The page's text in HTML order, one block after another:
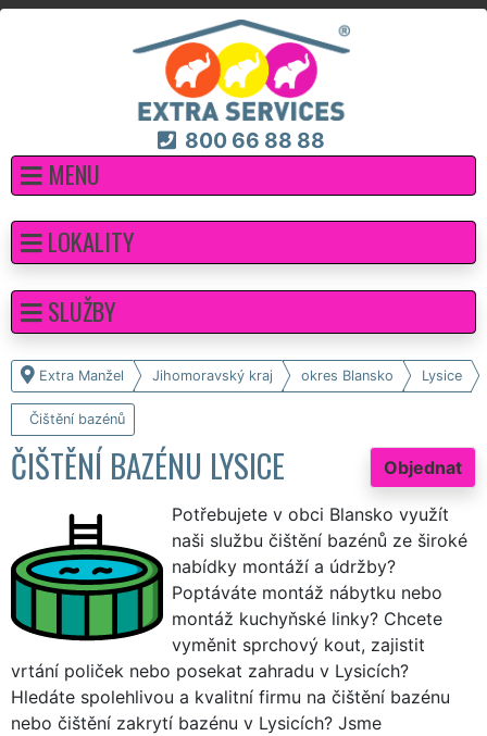
800 66 88 88
MENU
Extra Manžel Jihomoravský kraj okres Blansko Lysice
Čištění bazénů
Objednat
ČIŠTĚNÍ BAZÉNU LYSICE
Potřebujete v obci Blansko využít
naši službu čištění bazénů ze široké
nabídky montáží a údržby?
Poptáváte montáž nábytku nebo
montáž kuchyňské linky? Chcete
vyměnit sprchový kout, zajistit
vrtání poliček nebo posekat zahradu v Lysicích?
Hledáte spolehlivou a kvalitní firmu na čištění bazénu
nebo čištění zakrytí bazénu v Lysicích? Jsme
LOKALITY
SLUŽBY